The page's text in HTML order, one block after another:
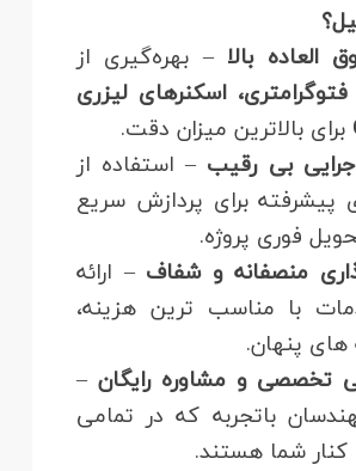
العاده بالا – بهره‌گیری از
اسکنرهای لیزری
برای بالاترین میزان دقت.
بی‌ رقیب – استفاده از
پیشرفته برای پردازش سریع
فوری پروژه.
منصفانه و شفاف – ارائه
با مناسب‌ ترین هزینه،
پنهان.
تخصصی و مشاوره رایگان –
باتجربه که در تمامی
کنار شما هستند.